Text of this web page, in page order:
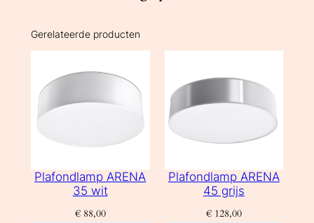
Gerelateerde producten
Plafondlamp ARENA
35 wit
€88,00
Plafondlamp ARENA
45 grijs
€128,00